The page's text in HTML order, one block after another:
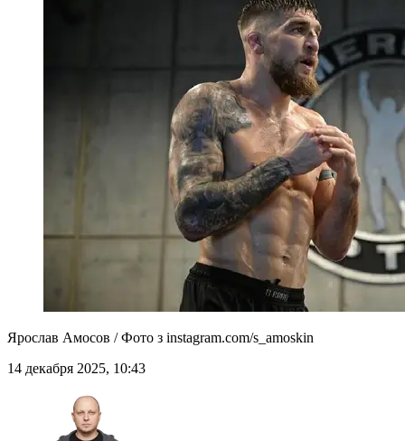
Ярослав Амосов / Фото з instagram.com/s_amoskin
14 декабря 2025, 10:43